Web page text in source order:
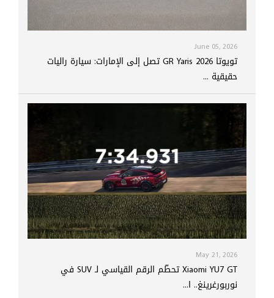
June 05, 2026
تويوتا GR Yaris 2026 تصل إلى الإمارات: سيارة راليات
حقيقية ...
May 21, 2026
Xiaomi YU7 GT تحطّم الرقم القياسي لـ SUV في
نوربورغرينغ.. ا...